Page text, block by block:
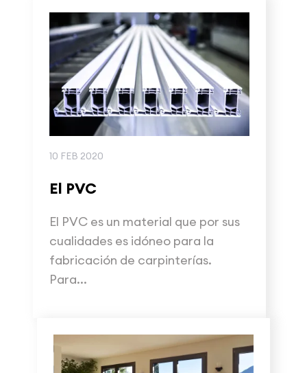
10 FEB 2020
El PVC
El PVC es un material que por sus
cualidades es idóneo para la
fabricación de carpinterías.
Para...